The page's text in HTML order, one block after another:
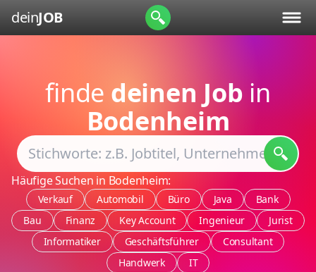
deinJOB
finde deinen Job in
Bodenheim
Häufige Suchen in Bodenheim:
Verkauf Automobil Büro Java
Bank
Bau
Finanz Key Account Ingenieur
Jurist
Informatiker
Geschäftsführer
Consultant
Handwerk
IT